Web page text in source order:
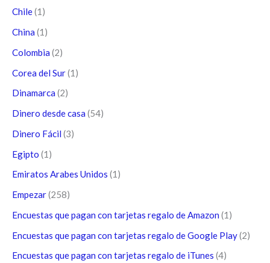
Chile(1)
China (1)
Colombia (2)
Corea del Sur(1)
Dinamarca (2)
Dinero desde casa (54)
Dinero Fácil (3)
Egipto (1)
Emiratos Arabes Unidos (1)
Empezar(258)
Encuestas que pagan con tarjetas regalo de Amazon (1)
Encuestas que pagan con tarjetas regalo de Google Play(2)
Encuestas que pagan con tarjetas regalo de iTunes (4)